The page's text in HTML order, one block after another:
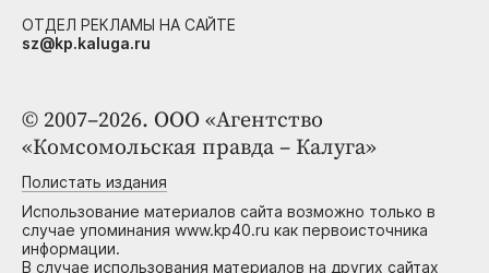
© 2007–2026. ООО «Агентство
«Комсомольская правда – Калуга»
Полистать издания
Использование материалов сайта возможно только в
случае упоминания www.kp40.ru как первоисточника
информации.
В случае использования материалов на других сайтах
ОТДЕЛ РЕКЛАМЫ НА САЙТЕ
sz@kp.kaluga.ru